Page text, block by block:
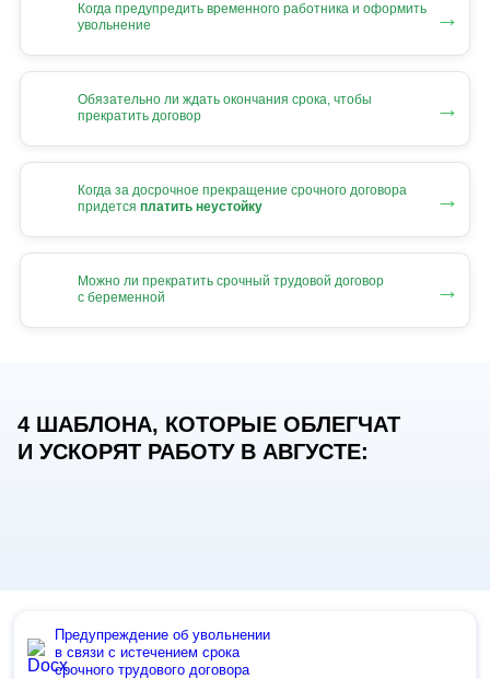
Когда предупредить временного работника и оформить
увольнение
→
Обязательно ли ждать окончания срока, чтобы
прекратить договор
→
Когда за досрочное прекращение срочного договора
придется платить неустойку →
Можно ли прекратить срочный трудовой договор
с беременной
→
4 ШАБЛОНА, КОТОРЫЕ ОБЛЕГЧАТ
И УСКОРЯТ РАБОТУ В АВГУСТЕ:
Предупреждение об увольнении
в связи с истечением срока
срочного трудового договора